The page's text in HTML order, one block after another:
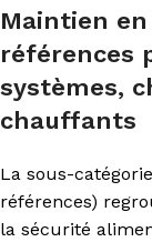
Maintien
références
systèmes,
chauffants
La sous-catégorie
références)
la sécurité